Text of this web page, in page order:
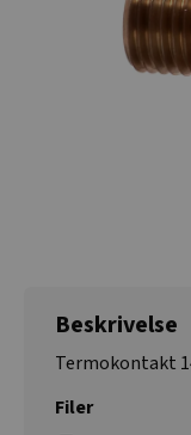
Beskrivelse
Termokontakt
Filer